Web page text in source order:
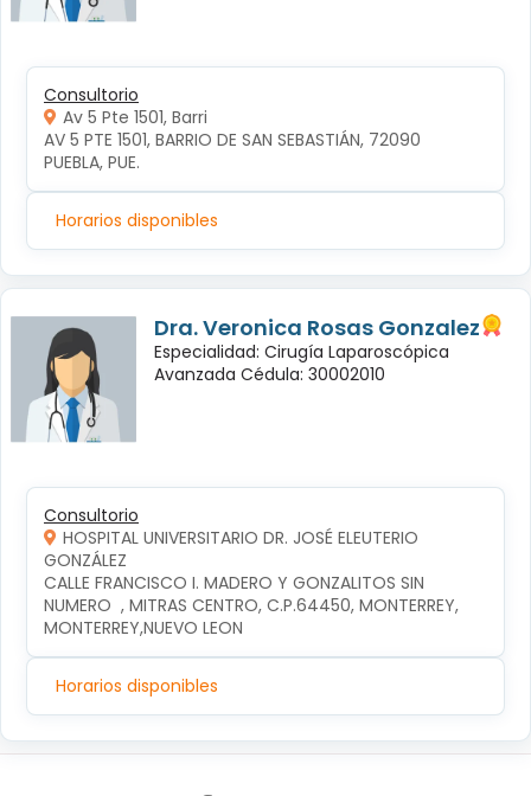
Consultorio
Av 5 Pte 1501, Barri
AV 5 PTE 1501, BARRIO DE SAN SEBASTIÁN, 72090
PUEBLA, PUE.
Horarios disponibles
Dra. Veronica Rosas Gonzalez
Especialidad: Cirugía Laparoscópica
Avanzada Cédula: 30002010
Consultorio
HOSPITAL UNIVERSITARIO DR. JOSÉ ELEUTERIO
GONZÁLEZ
CALLE FRANCISCO I. MADERO Y GONZALITOS SIN
NUMERO  , MITRAS CENTRO, C.P.64450, MONTERREY,
MONTERREY,NUEVO LEON
Horarios disponibles